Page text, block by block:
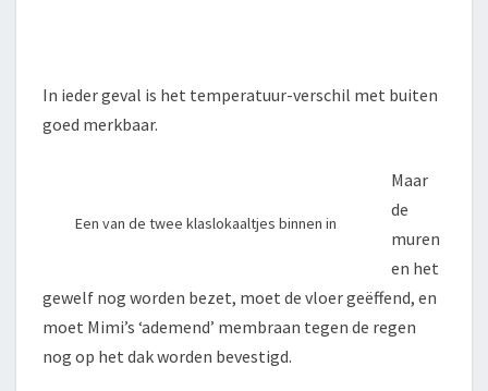
In ieder geval is het temperatuur-verschil met buiten
goed merkbaar.
Een van de twee klaslokaaltjes binnen in
Maar
de
muren
en het
gewelf nog worden bezet, moet de vloer geëffend, en
moet Mimi’s ‘ademend’ membraan tegen de regen
nog op het dak worden bevestigd.